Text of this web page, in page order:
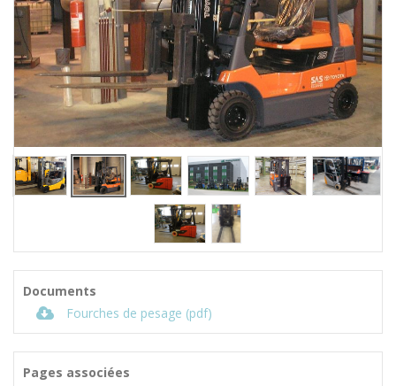
Documents
Fourches de pesage (pdf)
Pages associées